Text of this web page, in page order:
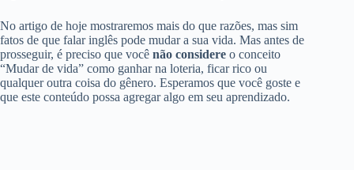
No artigo de hoje mostraremos mais do que razões, mas sim
fatos de que falar inglês pode mudar a sua vida. Mas antes de
prosseguir, é preciso que você não considere o conceito
“Mudar de vida” como ganhar na loteria, ficar rico ou
qualquer outra coisa do gênero. Esperamos que você goste e
que este conteúdo possa agregar algo em seu aprendizado.